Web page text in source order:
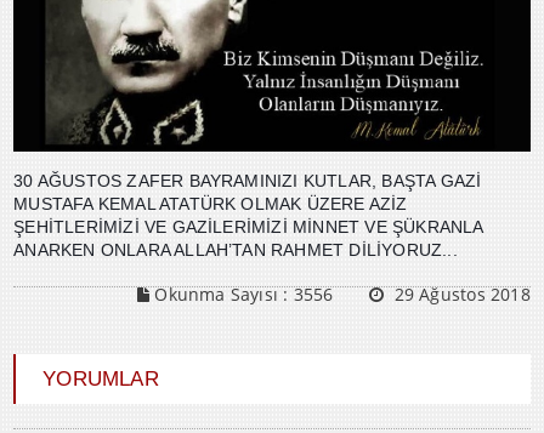
30 AĞUSTOS ZAFER BAYRAMINIZI KUTLAR, BAŞTA GAZİ
MUSTAFA KEMAL ATATÜRK OLMAK ÜZERE AZİZ
ŞEHİTLERİMİZİ VE GAZİLERİMİZİ MİNNET VE ŞÜKRANLA
ANARKEN ONLARA ALLAH’TAN RAHMET DİLİYORUZ...
Okunma Sayısı :3556 29 Ağustos 2018
YORUMLAR